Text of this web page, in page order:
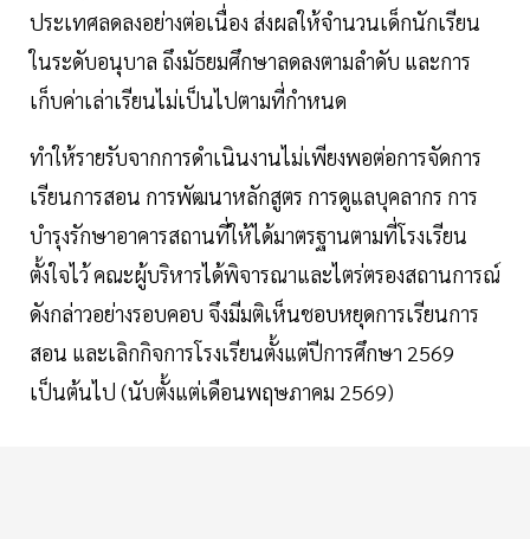
ประเทศลดลงอย่างต่อเนื่อง ส่งผลให้จำนวนเด็กนักเรียน
ในระดับอนุบาล ถึงมัธยมศึกษาลดลงตามลำดับ และการ
เก็บค่าเล่าเรียนไม่เป็นไปตามที่กำหนด
ทำให้รายรับจากการดำเนินงานไม่เพียงพอต่อการจัดการ
เรียนการสอน การพัฒนาหลักสูตร การดูแลบุคลากร การ
บำรุงรักษาอาคารสถานที่ให้ได้มาตรฐานตามที่โรงเรียน
ตั้งใจไว้ คณะผู้บริหารได้พิจารณาและไตร่ตรองสถานการณ์
ดังกล่าวอย่างรอบคอบ จึงมีมติเห็นชอบหยุดการเรียนการ
สอน และเลิกกิจการโรงเรียนตั้งแต่ปีการศึกษา 2569
เป็นต้นไป (นับตั้งแต่เดือนพฤษภาคม 2569)